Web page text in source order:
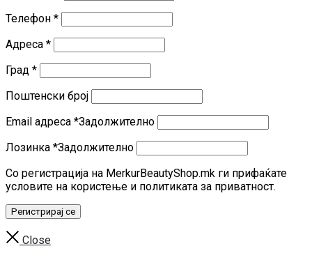
Телефон *
Адреса *
Град *
Поштенски број
Email адреса *Задолжително
Лозинка *Задолжително
Со регистрација на MerkurBeautyShop.mk ги прифаќате
условите на користење и политиката за приватност.
Регистрирај се
Close